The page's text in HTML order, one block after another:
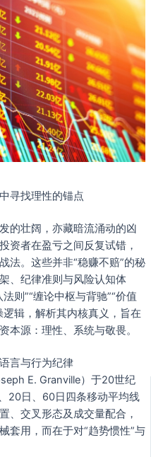
寻找理性的锚点
的壮阔，亦藏暗流涌动的凶
资者在盈亏之间反复试错，
法。这些并非“稳赚不赔”的秘
、纪律准则与风险认知体
则”“缠论中枢与背驰”“价值
辑，解析其内核真义，旨在
本源：理性、系统与敬畏。
言与行为纪律
E. Granville）于20世纪
20日、60日四条移动平均线
、交叉形态及成交量配合，
套用，而在于对“趋势惯性”与